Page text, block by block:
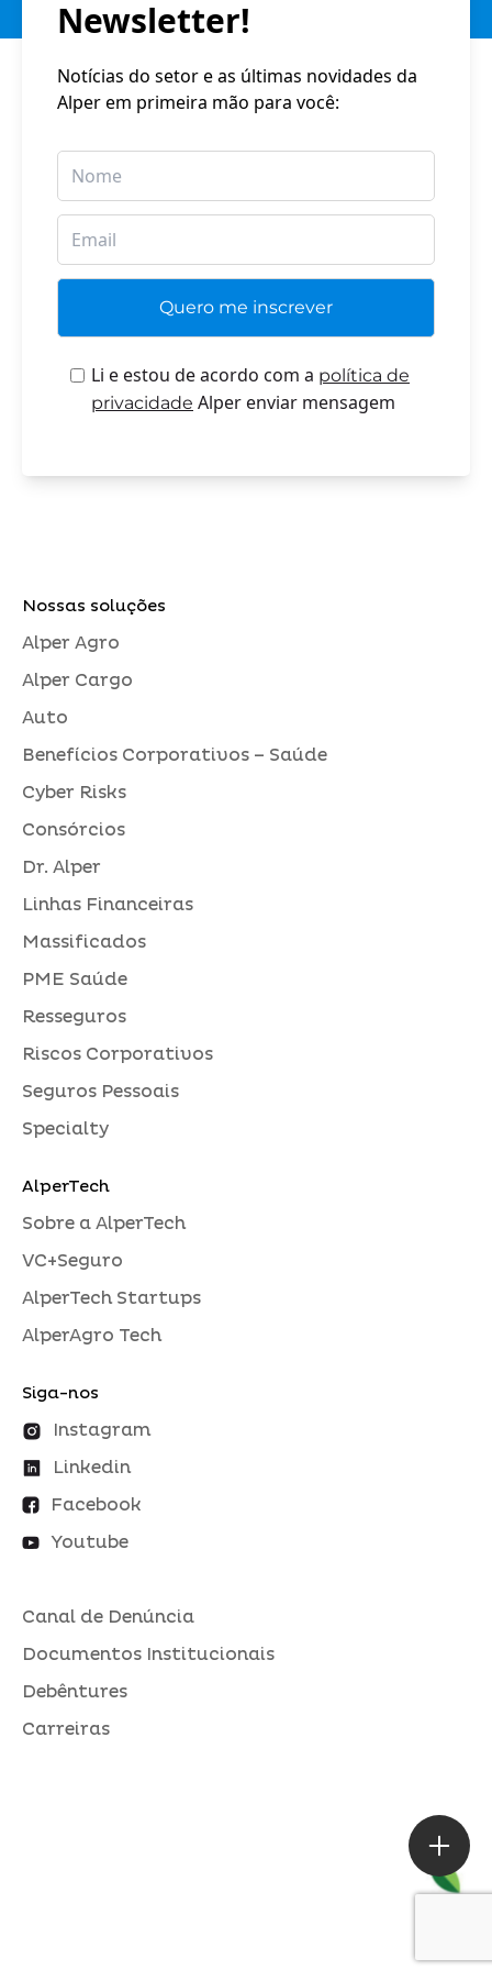
Newsletter!
Notícias do setor e as últimas novidades da
Alper em primeira mão para você:
Li e estou de acordo com a política de
privacidade Alper enviar mensagem
Nossas soluções
Alper Agro
Alper Cargo
Auto
Benefícios Corporativos – Saúde
Cyber Risks
Consórcios
Dr. Alper
Linhas Financeiras
Massificados
PME Saúde
Resseguros
Riscos Corporativos
Seguros Pessoais
Specialty
AlperTech
Sobre a AlperTech
VC+Seguro
AlperTech Startups
AlperAgro Tech
Siga-nos
Instagram
Linkedin
Facebook
Youtube
Canal de Denúncia
Documentos Institucionais
Debêntures
Carreiras